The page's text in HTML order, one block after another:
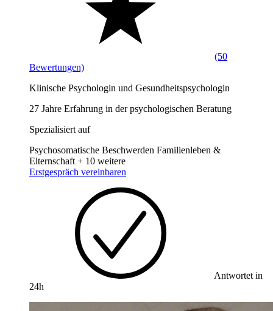
(50
Bewertungen)
Klinische Psychologin und Gesundheitspsychologin
27 Jahre Erfahrung in der psychologischen Beratung
Spezialisiert auf
Psychosomatische Beschwerden Familienleben &
Elternschaft + 10 weitere
Erstgespräch vereinbaren
Antwortet in
24h